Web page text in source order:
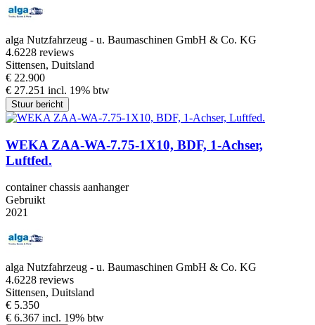
alga Nutzfahrzeug - u. Baumaschinen GmbH & Co. KG
4.6228 reviews
Sittensen, Duitsland
€ 22.900
€ 27.251 incl. 19% btw
Stuur bericht
WEKA ZAA-WA-7.75-1X10, BDF, 1-Achser,
Luftfed.
container chassis aanhanger
Gebruikt
2021
alga Nutzfahrzeug - u. Baumaschinen GmbH & Co. KG
4.6228 reviews
Sittensen, Duitsland
€ 5.350
€ 6.367 incl. 19% btw